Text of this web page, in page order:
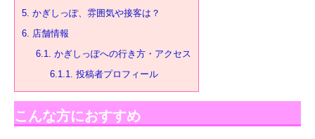
5. かぎしっぽ、雰囲気や接客は？
6. 店舗情報
6.1. かぎしっぽへの行き方・アクセス
6.1.1. 投稿者プロフィール
こんな方におすすめ